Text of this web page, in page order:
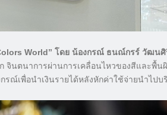
World” โดย น้องกรณ์ ธนณ์กรร์ วัฒน
จินตนาการผ่านการเคลื่อนไหวของสีและพื้น
ณ์เพื่อนำเงินรายได้หลังหักค่าใช้จ่ายนำไปบ